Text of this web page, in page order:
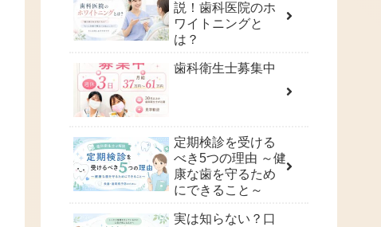
説！歯科医院のホ
ワイトニングと
は？
歯科衛生士募集中
定期検診を受ける
べき5つの理由 ～健
康な歯を守るため
にできること～
実は知らない？口